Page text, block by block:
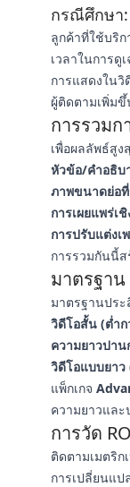
กรณีศึกษา:
ลูกค้าที่ใช้บริ
เวลาในการดู
การแสดงในวิ
ผู้ติดตามเพิ่ม
การรวม
เพื่อผลลัพธ์สูง
หัวข้อ/คำอธิบ
ภาพขนาดย่อที่
การเผยแพร่เ
การปรับแต่งเ
การรวมกันนี้
มาตรฐาน
มาตรฐานปร
วิดีโอสั้น (ต่ำ
ความยาวปาน
วิดีโอแบบยาว
แพ็กเกจ
ความยาวแล
การวัด
ติดตามเมตริก
การเปลี่ยนแป